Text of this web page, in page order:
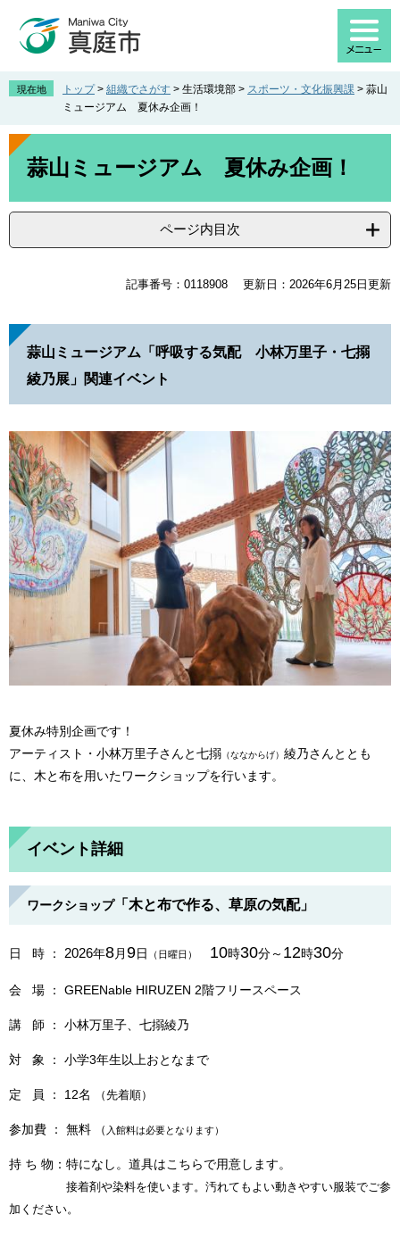
先
。
を
て
へ
現在地 トップ > 組織でさがす > 生活環境部 > スポーツ・文化振興課 > 蒜山
ミュージアム 夏休み企画！
本
蒜山ミュージアム 夏休み企画！
ページ内目次
記事番号：0118908 更新日：2026年6月25日更新
蒜山ミュージアム「呼吸する気配 小林万里子・七搦
綾乃展」関連イベント
夏休み特別企画です！
アーティスト・小林万里子さんと七搦 （ななからげ） 綾乃さんととも
に、木と布を用いたワークショップを行います。
イベント詳細
ワークショップ「木と布で作る、草原の気配​」
日 時 ： 2026年8月9日 （日曜日） 10時30分～ 12時30分
会 場 ： GREENable HIRUZEN 2階フリースペース
講 師 ： 小林万里子、七搦綾乃
対 象 ： 小学3年生以上おとなまで
定 員 ： 12名 （先着順）
参加費 ： 無料 （ 入館料は必要となります）
​持 ち 物：特になし。道具はこちらで用意します。
接着剤や染料を使います。汚れてもよい動きやすい服装でご参
加ください。